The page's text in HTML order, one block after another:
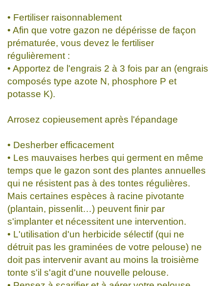
• Fertiliser raisonnablement
• Afin que votre gazon ne dépérisse de façon
prématurée, vous devez le fertiliser
régulièrement :
• Apportez de l'engrais 2 à 3 fois par an (engrais
composés type azote N, phosphore P et
potasse K).
Arrosez copieusement après l'épandage
• Desherber efficacement
• Les mauvaises herbes qui germent en même
temps que le gazon sont des plantes annuelles
qui ne résistent pas à des tontes régulières.
Mais certaines espèces à racine pivotante
(plantain, pissenlit…) peuvent finir par
s'implanter et nécessitent une intervention.
• L'utilisation d'un herbicide sélectif (qui ne
détruit pas les graminées de votre pelouse) ne
doit pas intervenir avant au moins la troisième
tonte s'il s'agit d'une nouvelle pelouse.